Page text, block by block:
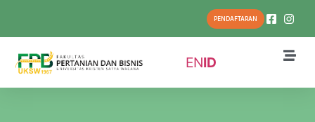
PENDAFTARAN
ENID